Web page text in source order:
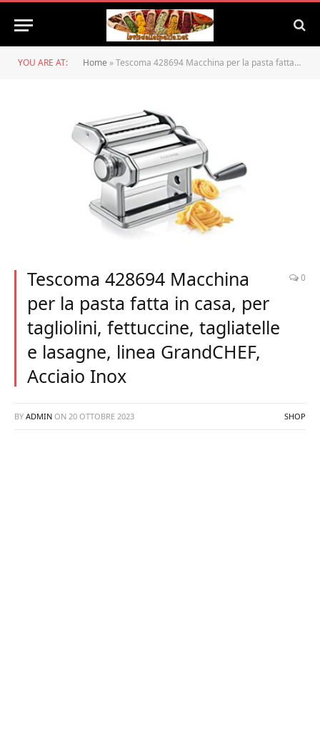
YOU ARE AT: Home »Tescoma 428694 Macchina per la pasta fatta in casa, per tagliolini, fettuccine, tagliatelle e lasagne, linea GrandCHEF, Acciaio Inox
Tescoma 428694 Macchina
per la pasta fatta in casa, per
tagliolini, fettuccine, tagliatelle
e lasagne, linea GrandCHEF,
Acciaio Inox
0
BY ADMIN ON 20 OTTOBRE 2023 SHOP